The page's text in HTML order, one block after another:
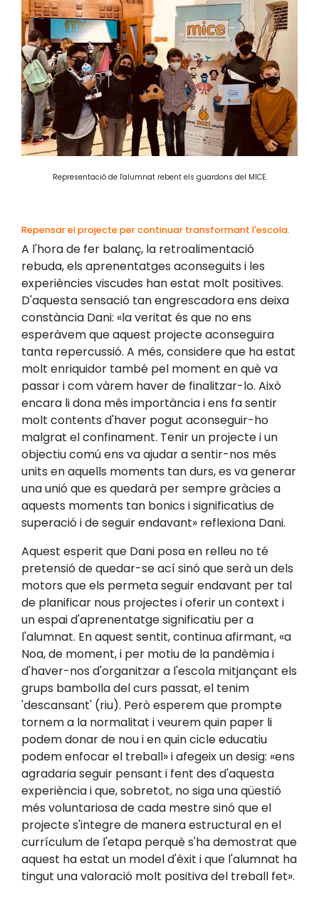
Representació de l'alumnat rebent els guardons del MICE.
Repensar el projecte per continuar transformant l'escola.
A l'hora de fer balanç, la retroalimentació
rebuda, els aprenentatges aconseguits i les
experiències viscudes han estat molt positives.
D'aquesta sensació tan engrescadora ens deixa
constància Dani: «la veritat és que no ens
esperàvem que aquest projecte aconseguira
tanta repercussió. A més, considere que ha estat
molt enriquidor també pel moment en què va
passar i com vàrem haver de finalitzar-lo. Això
encara li dona més importància i ens fa sentir
molt contents d'haver pogut aconseguir-ho
malgrat el confinament. Tenir un projecte i un
objectiu comú ens va ajudar a sentir-nos més
units en aquells moments tan durs, es va generar
una unió que es quedarà per sempre gràcies a
aquests moments tan bonics i significatius de
superació i de seguir endavant» reflexiona Dani.
Aquest esperit que Dani posa en relleu no té
pretensió de quedar-se ací sinó que serà un dels
motors que els permeta seguir endavant per tal
de planificar nous projectes i oferir un context i
un espai d'aprenentatge significatiu per a
l'alumnat. En aquest sentit, continua afirmant, «a
Noa, de moment, i per motiu de la pandèmia i
d'haver-nos d'organitzar a l'escola mitjançant els
grups bambolla del curs passat, el tenim
'descansant' (riu). Però esperem que prompte
tornem a la normalitat i veurem quin paper li
podem donar de nou i en quin cicle educatiu
podem enfocar el treball» i afegeix un desig: «ens
agradaria seguir pensant i fent des d'aquesta
experiència i que, sobretot, no siga una qüestió
més voluntariosa de cada mestre sinó que el
projecte s'integre de manera estructural en el
currículum de l'etapa perquè s'ha demostrat que
aquest ha estat un model d'èxit i que l'alumnat ha
tingut una valoració molt positiva del treball fet».